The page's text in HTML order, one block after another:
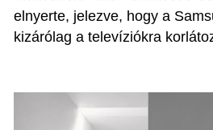
elnyerte, jelezve, hogy a
kizárólag a televíziókra